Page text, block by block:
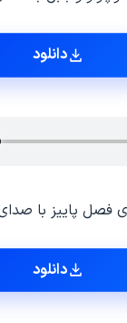
دانلود
فصل پاییز با
دانلود